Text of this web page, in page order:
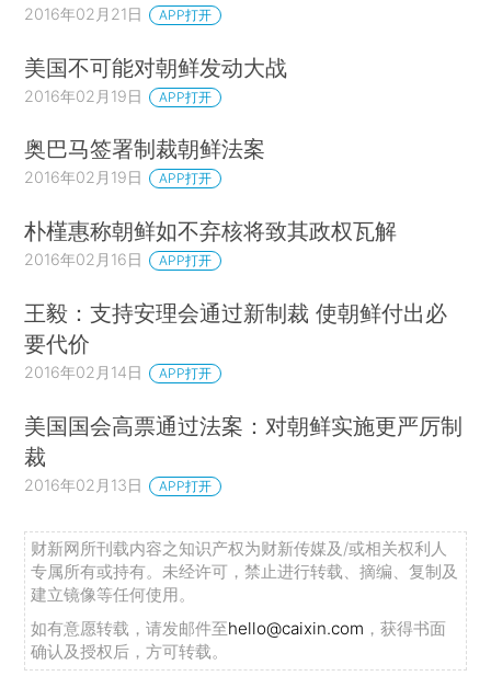
2016年02月21日 APP打开
美国不可能对朝鲜发动大战
2016年02月19日 APP打开
奥巴马签署制裁朝鲜法案
2016年02月19日 APP打开
朴槿惠称朝鲜如不弃核将致其政权瓦解
2016年02月16日 APP打开
王毅：支持安理会通过新制裁 使朝鲜付出必
要代价
2016年02月14日 APP打开
美国国会高票通过法案：对朝鲜实施更严厉制
裁
2016年02月13日 APP打开
财新网所刊载内容之知识产权为财新传媒及/或相关权利人
专属所有或持有。未经许可，禁止进行转载、摘编、复制及
建立镜像等任何使用。
如有意愿转载，请发邮件至hello@caixin.com ，获得书面
确认及授权后，方可转载。